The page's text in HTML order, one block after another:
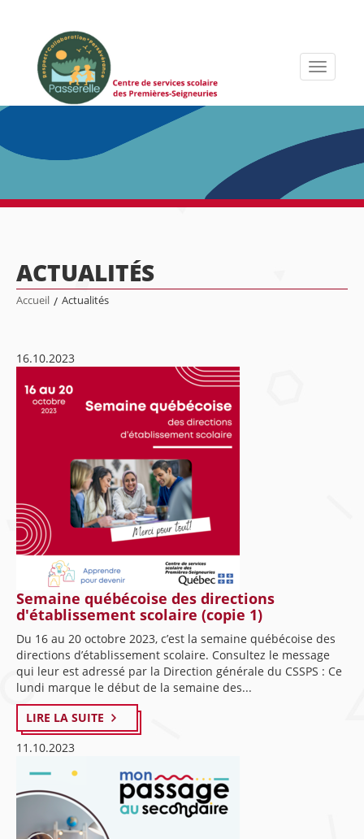
Toggle
ACTUALITÉS
Accueil / Actualités
16.10.2023
Semaine québécoise des directions
d'établissement scolaire (copie 1)
Du 16 au 20 octobre 2023, c’est la semaine québécoise des
directions d’établissement scolaire. Consultez le message
qui leur est adressé par la Direction générale du CSSPS : Ce
lundi marque le début de la semaine des...
LIRE LA SUITE
11.10.2023